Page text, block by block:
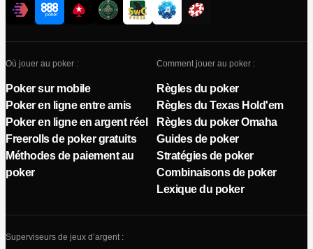
Où jouer au poker :
Poker sur mobile
Poker en ligne entre amis
Poker en ligne en argent réel
Freerolls de poker gratuits
Méthodes de paiement au
poker
Comment jouer au poker :
Règles du poker
Règles du Texas Hold'em
Règles du poker Omaha
Guides de poker
Stratégies de poker
Combinaisons de poker
Lexique du poker
Superviseurs de jeux d’argent :